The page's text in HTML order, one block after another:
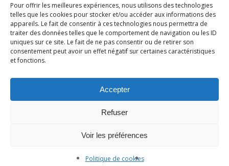
Pour offrir les meilleures expériences, nous utilisons des technologies
telles que les cookies pour stocker et/ou accéder aux informations des
appareils. Le fait de consentir à ces technologies nous permettra de
traiter des données telles que le comportement de navigation ou les ID
uniques sur ce site. Le fait de ne pas consentir ou de retirer son
consentement peut avoir un effet négatif sur certaines caractéristiques
et fonctions.
Accepter
Refuser
Voir les préférences
Politique de cookies
Annonces
Associations
Actualités
Connexion